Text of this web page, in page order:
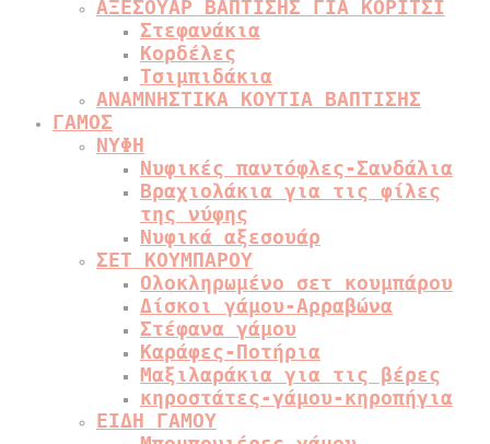
ΑΞΕΣΟΥΑΡ ΒΑΠΤΙΣΗΣ ΓΙΑ ΚΟΡΙΤΣΙ
Στεφανάκια
Κορδέλες
Τσιμπιδάκια
ΑΝΑΜΝΗΣΤΙΚΑ ΚΟΥΤΙΑ ΒΑΠΤΙΣΗΣ
ΓΑΜΟΣ
ΝΥΦΗ
Νυφικές παντόφλες-Σανδάλια
Βραχιολάκια για τις φίλες
της νύφης
Νυφικά αξεσουάρ
ΣΕΤ ΚΟΥΜΠΑΡΟΥ
Ολοκληρωμένο σετ κουμπάρου
Δίσκοι γάμου-Αρραβώνα
Στέφανα γάμου
Καράφες-Ποτήρια
Μαξιλαράκια για τις βέρες
κηροστάτες-γάμου-κηροπήγια
ΕΙΔΗ ΓΑΜΟΥ